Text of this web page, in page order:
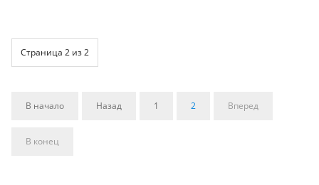
Страница 2 из 2
В начало Назад 1 2 Вперед
В конец